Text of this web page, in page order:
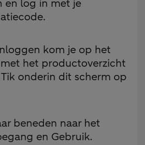
en log in met je
kom je op het
het productoverzicht
onderin dit scherm op
beneden naar het
en Gebruik.